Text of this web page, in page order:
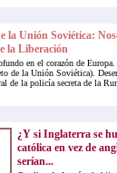
la Unión Soviética:
la Liberación
en el corazón de
de la Unión Soviética).
de la policía secreta de la
¿Y si Inglaterra se
católica en vez de
serían...